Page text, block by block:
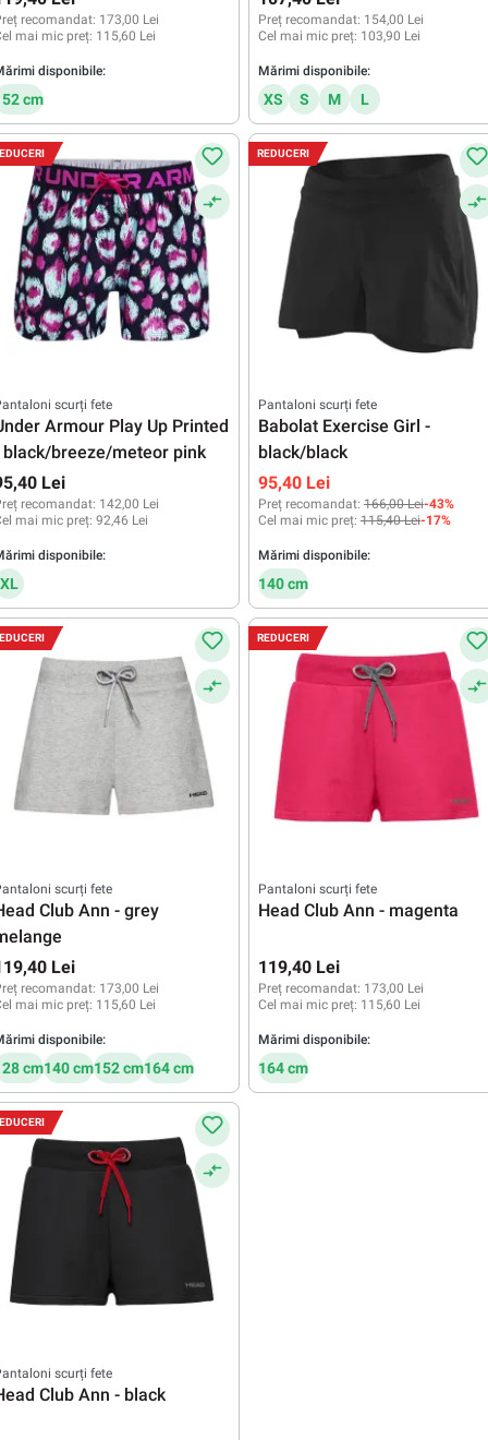
recomandat: 173,00 Lei
mai mic preț: 115,60 Lei
disponibile:
cm
Preț recomandat: 154,00 Lei
Cel mai mic preț: 103,90 Lei
Mărimi disponibile:
XS S M L
scurți fete
Armour Play Up Printed
black/breeze/meteor pink
Lei
recomandat: 142,00 Lei
mai mic preț: 92,46 Lei
disponibile:
XL
REDUCERI
Pantaloni scurți fete
Babolat Exercise Girl -
black/black
95,40 Lei
Preț recomandat: 166,00 Lei-43%
Cel mai mic preț: 115,40 Lei-17%
Mărimi disponibile:
140 cm
scurți fete
Club Ann - grey
Lei
recomandat: 173,00 Lei
mai mic preț: 115,60 Lei
disponibile:
cm140 cm152 cm164 cm
REDUCERI
Pantaloni scurți fete
Head Club Ann - magenta
119,40 Lei
Preț recomandat: 173,00 Lei
Cel mai mic preț: 115,60 Lei
Mărimi disponibile:
164 cm
scurți fete
Club Ann - black